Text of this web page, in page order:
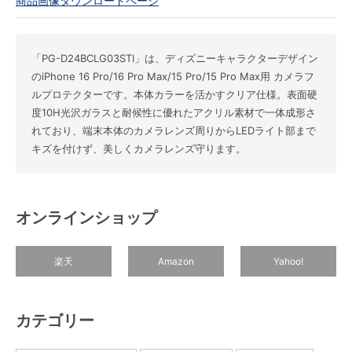
「PG-D24BCLG03STI」は、ディズニーキャラクターデザイン
のiPhone 16 Pro/16 Pro Max/15 Pro/15 Pro Max用 カメラフ
ルプロテクターです。本体カラーを活かすクリア仕様。表面硬
度10H光沢ガラスと耐候性に優れたアクリル素材で一体成形さ
れており、端末本体のカメラレンズ周りからLEDライト部まで
キズを付けず、美しくカメラレンズ守ります。
オンラインショップ
楽天 Amazon Yahoo!
カテゴリー